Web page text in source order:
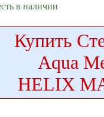
в наличии
Купить
Aqua
HELIX